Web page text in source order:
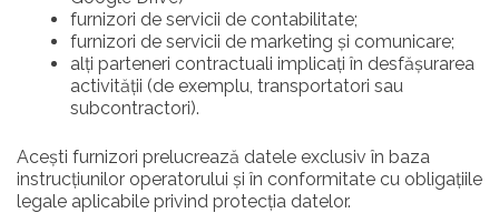
furnizori de servicii de contabilitate;
furnizori de servicii de marketing și comunicare;
alți parteneri contractuali implicați în desfășurarea
activității (de exemplu, transportatori sau
subcontractori).
Acești furnizori prelucrează datele exclusiv în baza
instrucțiunilor operatorului și în conformitate cu obligațiile
legale aplicabile privind protecția datelor.